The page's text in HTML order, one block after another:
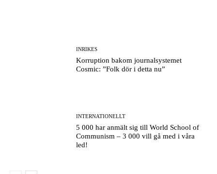
INRIKES
Korruption bakom journalsystemet
Cosmic: ”Folk dör i detta nu”
INTERNATIONELLT
5 000 har anmält sig till World School of
Communism – 3 000 vill gå med i våra
led!